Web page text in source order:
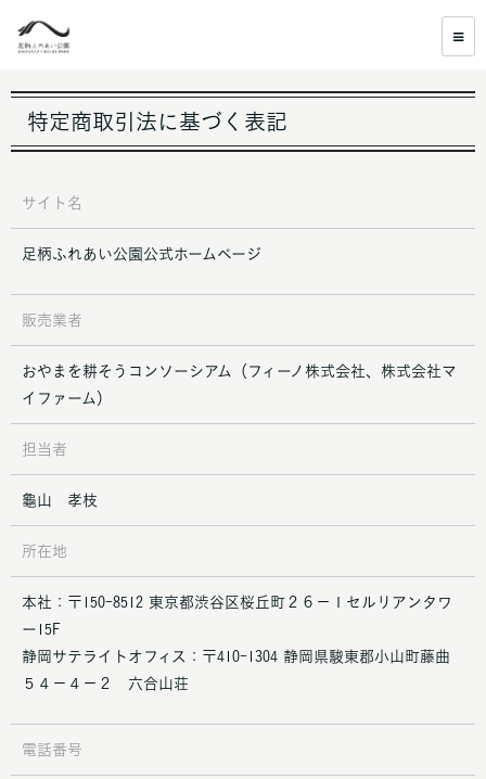
特定商取引法に基づく表記
サイト名
足柄ふれあい公園公式ホームページ
販売業者
おやまを耕そうコンソーシアム（フィーノ株式会社、株式会社マ
イファーム）
担当者
龜山 孝枝
所在地
本社：〒150-8512 東京都渋谷区桜丘町２６−１セルリアンタワ
ー15F
静岡サテライトオフィス：〒410-1304 静岡県駿東郡小山町藤曲
５４−４−２ 六合山荘
電話番号